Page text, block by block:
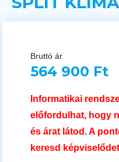
Bruttó ár
564 900 Ft
Informatikai
előfordulhat, hogy
és árat látod. A
keresd